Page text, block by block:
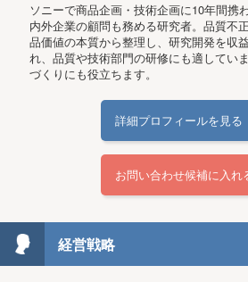
ソニーで商品企画・技術企画に10年間携
内外企業の顧問も務める研究者。品質不
品価値の本質から整理し、研究開発を収
れ、品質や技術部門の研修にも適してい
づくりにも役立ちます。
詳細プロフィールを見る
お問い合わせ候補に入れ
経営戦略